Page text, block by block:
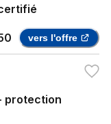
vers l'offre
protection